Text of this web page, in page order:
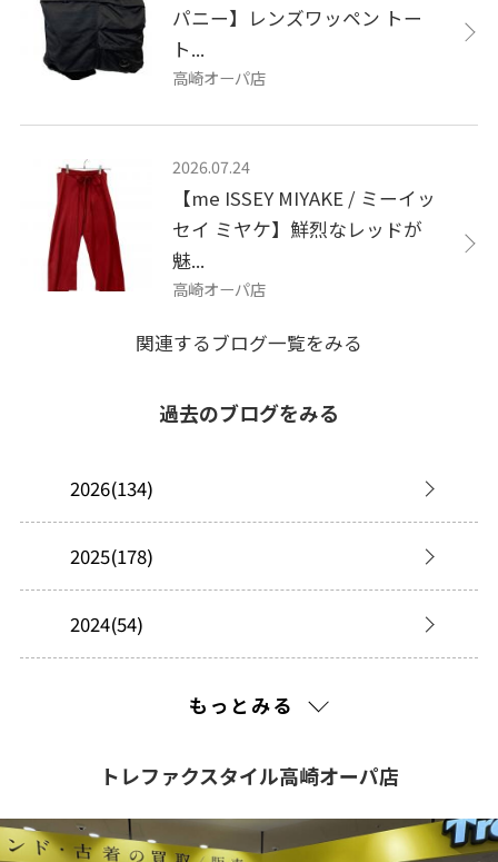
パニー】レンズワッペン トー
ト...
高崎オーパ店
2026.07.24
【me ISSEY MIYAKE / ミーイッ
セイ ミヤケ】鮮烈なレッドが
魅...
高崎オーパ店
関連するブログ一覧をみる
過去のブログをみる
2026(134)
2025(178)
2024(54)
もっとみる
トレファクスタイル高崎オーパ店